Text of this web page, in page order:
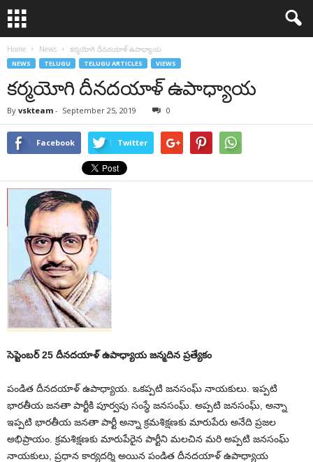
Home News కర్మయోగి దీనదయాళ్‌ ఉపాధ్యాయ
NEWS TELUGU TELUGU ARTICLES VIEWS
కర్మయోగి దీనదయాళ్‌ ఉపాధ్యాయ
By vskteam - September 25, 2019 0
Facebook Twitter
సెప్టెంబర్‌ 25 దీనదయాళ్‌ ఉపాధ్యాయ జన్మదిన ప్రత్యేకం
పండిత దీనదయాళ్‌ ఉపాధ్యాయ. ఒకప్పటి జనసంఘ్‌ నాయకులు. ఇప్పటి
భారతీయ జనతా పార్టీకి పూర్వపు సంస్థే జనసంఘ్‌. అప్పటి జనసంఘ్‌, అన్నా
ఇప్పటి భారతీయ జనతా పార్టీ అన్నా క్రమశిక్షణకు మారుపేరు అనేది ప్రజల
అభిప్రాయం. క్రమశిక్షణకు మారుపేరైన పార్టీని మలచిన మరి అప్పటి జనసంఘ్‌
నాయకులు, ప్రధాన కార్యదర్శి అయిన పండిత దీనదయాళ్‌ ఉపాధ్యాయ